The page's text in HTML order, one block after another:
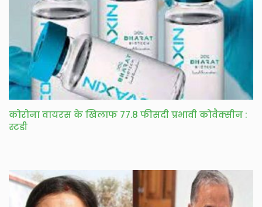
कोरोना वायरस के खिलाफ 77.8 फीसदी प्रभावी कोवैक्सीन :
स्टडी